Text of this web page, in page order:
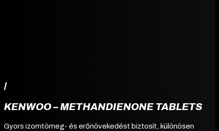
/
KENWOO – METHANDIENONE TABLETS
Gyors izomtömeg- és erőnövekedést biztosít, különösen